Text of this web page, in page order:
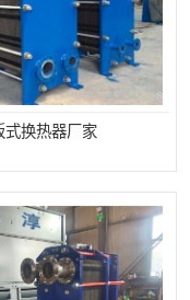
式换热器厂家